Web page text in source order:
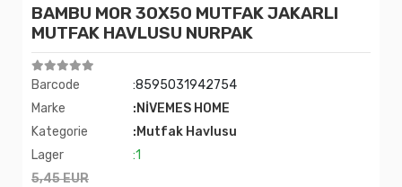
BAMBU MOR 30X50 MUTFAK JAKARLI
MUTFAK HAVLUSU NURPAK
Barcode
:8595031942754
Marke
:NİVEMES HOME
Kategorie
:Mutfak Havlusu
Lager
:1
5,45 EUR